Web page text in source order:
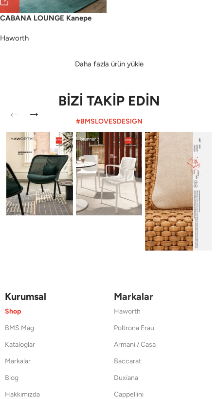
CABANA LOUNGE Kanepe
Haworth
Daha fazla ürün yükle
BİZİ TAKİP EDİN
#BMSLOVESDESIGN
Kurumsal
Shop
BMS Mag
Kataloglar
Markalar
Blog
Hakkımızda
Markalar
Haworth
Poltrona Frau
Armani / Casa
Baccarat
Duxiana
Cappellini